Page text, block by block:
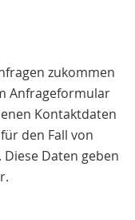
zukommen
Anfrageformular
Kontaktdaten
den Fall von
Daten geben